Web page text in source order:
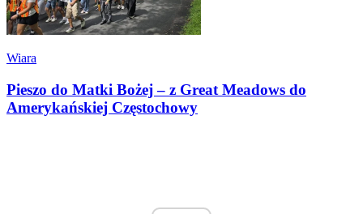
Wiara
Pieszo do Matki Bożej – z Great Meadows do
Amerykańskiej Częstochowy